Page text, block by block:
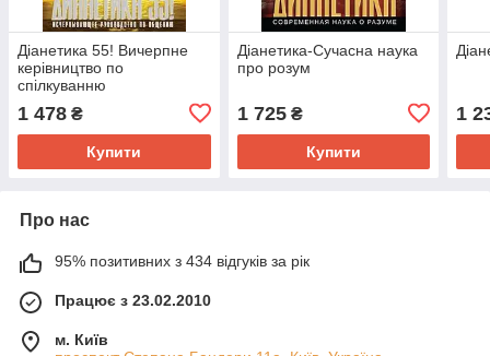
Діанетика 55! Вичерпне
керівництво по
спілкуванню
1 478 ₴
Купити
Діанетика-Сучасна наука
про розум
1 725₴
Купити
1
Про нас
95% позитивних з 434 відгуків за рік
Працює з 23.02.2010
м. Київ